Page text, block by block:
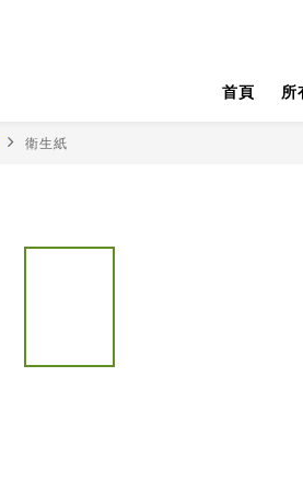
首頁 所
衛生紙